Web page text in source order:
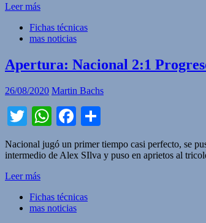
Leer más
Fichas técnicas
mas noticias
Apertura: Nacional 2:1
26/08/2020 Martin Bachs
TwitterWhatsApp
Facebook
Nacional jugó un primer tiempo casi perfecto, se
intermedio de Alex SIlva y puso en aprietos al
Leer más
Fichas técnicas
mas noticias